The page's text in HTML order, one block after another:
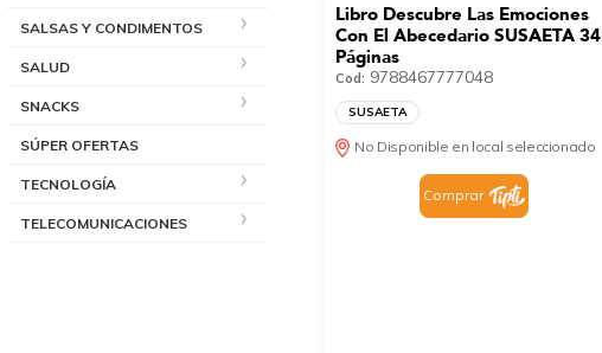
SALSAS Y CONDIMENTOS
SALUD
SNACKS
SÚPER OFERTAS
TECNOLOGÍA
TELECOMUNICACIONES
Libro Descubre Las Emociones
Con El Abecedario SUSAETA 34
Páginas
Cod: 9788467777048
SUSAETA
No Disponible en local seleccionado
Comprar